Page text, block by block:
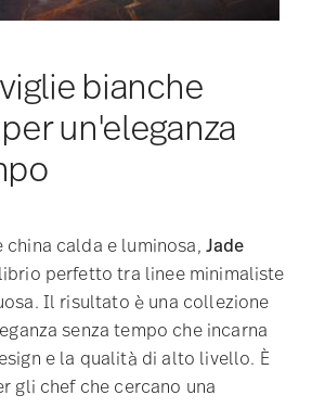
bianche
un'eleganza
china calda e luminosa, Jade
perfetto tra linee minimaliste
Il risultato è una collezione
senza tempo che incarna
e la qualità di alto livello. È
gli chef che cercano una